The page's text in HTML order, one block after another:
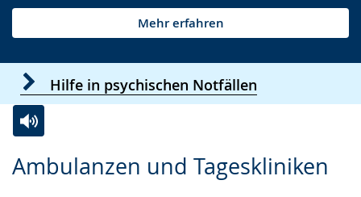
Mehr erfahren
Hilfe in psychischen Notfällen
Ambulanzen und Tageskliniken
Leichten
Audio-
Video